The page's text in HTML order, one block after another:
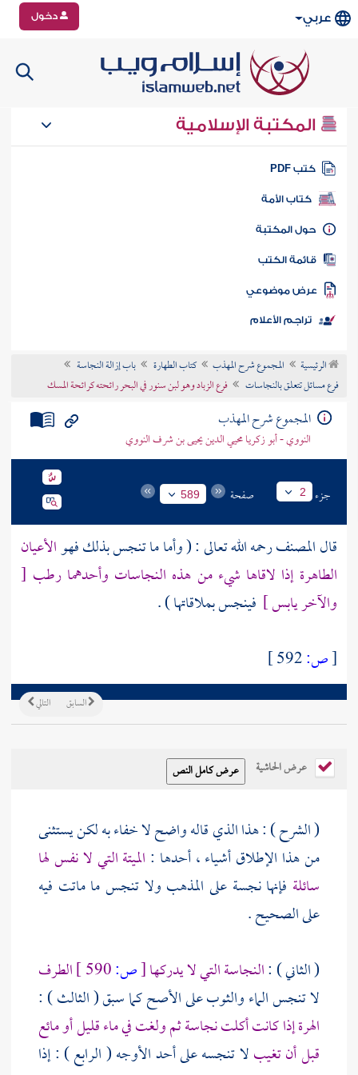
عربي دخول
المكتبة الإسلامية
كتب PDF
كتاب الأمة
المكتبة
الكتب
موضوعي
تراجم الأعلام
الرئيسية المجموع شرح المهذب كتاب الطهارة
باب إزالة النجاسة
فرع مسائل تتعلق بالنجاسات
فرع الزباد وهو لبن سنور في البحر رائحته كرائحة المسك
المجموع شرح المهذب
النووي - أبو زكريا محيي الدين يحيى بن شرف النووي
جزء 2 صفحة 589
قالالمصنفرحمه الله تعالى : ( وأما ما تنجس بذلك فهوالأعيان
الطاهرة إذا لاقاها شيء من هذه النجاسات وأحدهما رطب [
والآخر يابس ] فينجس بملاقاتها ) .
[ص:
التالي السابق
عرض الحاشية
( الشرح ) : هذا الذي قاله واضح لا خفاء به لكن يستثنى
من هذا الإطلاق أشياء ، أحدها : الميتة التي لا نفس لها
سائلة فإنها نجسة على المذهب ولا تنجس ما ماتت فيه
على الصحيح .
( الثاني ) :النجاسة التي لا يدركها[ص:
الطرف
لا تنجس الماء والثوب على الأصح كما سبق ( الثالث ) :
الهرة إذا كانت أكلت نجاسة ثم ولغت في ماء قليل أو مائع
قبل أن تغيبلا تنجسه على أحد الأوجه ( الرابع ) : إذا